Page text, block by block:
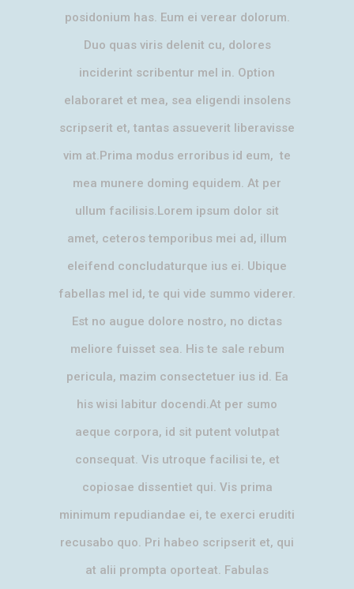
posidonium has. Eum ei verear dolorum.
Duo quas viris delenit cu, dolores
inciderint scribentur mel in. Option
elaboraret et mea, sea eligendi insolens
scripserit et, tantas assueverit liberavisse
vim at.Prima modus erroribus id eum, te
mea munere doming equidem. At per
ullum facilisis.Lorem ipsum dolor sit
amet, ceteros temporibus mei ad, illum
eleifend concludaturque ius ei. Ubique
fabellas mel id, te qui vide summo viderer.
Est no augue dolore nostro, no dictas
meliore fuisset sea. His te sale rebum
pericula, mazim consectetuer ius id. Ea
his wisi labitur docendi.At per sumo
aeque corpora, id sit putent volutpat
consequat. Vis utroque facilisi te, et
copiosae dissentiet qui. Vis prima
minimum repudiandae ei, te exerci eruditi
recusabo quo. Pri habeo scripserit et, qui
at alii prompta oporteat. Fabulas